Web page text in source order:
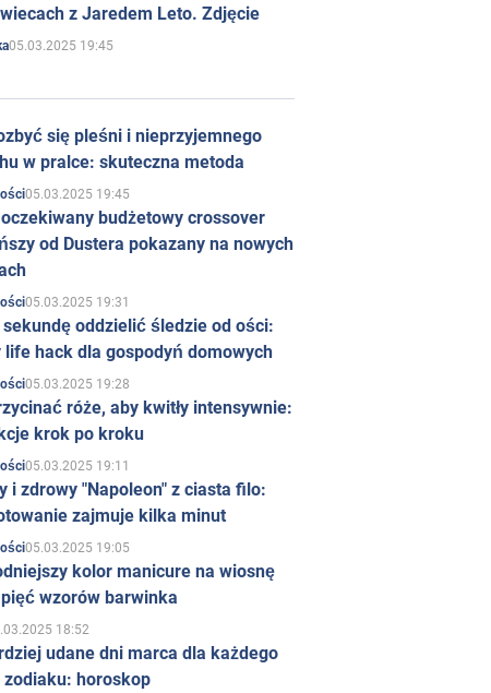
z Jaredem Leto. Zdjęcie
05.03.2025 19:45
się pleśni i nieprzyjemnego
w pralce: skuteczna metoda
05.03.2025 19:45
oczekiwany budżetowy crossover
od Dustera pokazany na nowych
05.03.2025 19:31
oddzielić śledzie od ości:
life hack dla gospodyń domowych
05.03.2025 19:28
róże, aby kwitły intensywnie:
krok po kroku
05.03.2025 19:11
i zdrowy "Napoleon" z ciasta filo:
zajmuje kilka minut
05.03.2025 19:05
kolor manicure na wiosnę
wzorów barwinka
18:52
udane dni marca dla każdego
zodiaku: horoskop